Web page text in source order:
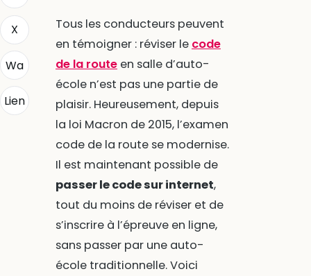
X
Wa
Lien
Tous les conducteurs peuvent
en témoigner : réviser le code
de la routeen salle d’auto-
école n’est pas une partie de
plaisir. Heureusement, depuis
la loi Macron de 2015, l’examen
code de la route se modernise.
Il est maintenant possible de
passer le code sur internet,
tout du moins de réviser et de
s’inscrire à l’épreuve en ligne,
sans passer par une auto-
école traditionnelle. Voici